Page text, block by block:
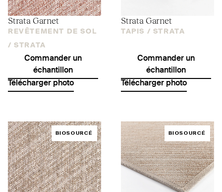
Strata Garnet
REVÊTEMENT DE SOL
/ STRATA
Commander un
échantillon
Télécharger photo
Strata Garnet
TAPIS / STRATA
Commander un
échantillon
Télécharger photo
BIOSOURCÉ BIOSOURCÉ